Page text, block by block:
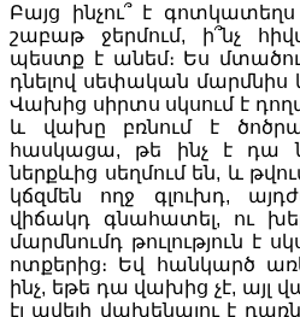
Բայց ինչու՞ է գոտկատեղս
շաբաթ ջերմում, ի՞նչ
պեստք է անեմ։ Ես
դնելով սեփական մարմնիս
Վախից սիրտս սկսում է
և վախը բռնում է
հասկացա, թե ինչ է դա
ներքևից սեղմում են, և
կճզմեն ողջ գլուխդ,
վիճակդ գնահատել, ու
մարմնումդ թուլություն է
ոտքերից։ Եվ հանկարծ
ինչ, եթե դա վախից չէ, այլ
էլ ավելի վախենալու է